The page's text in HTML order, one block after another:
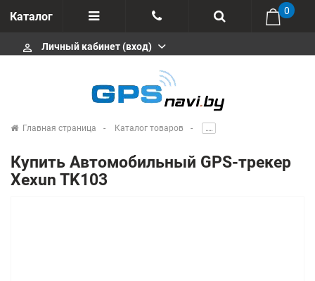
Каталог
Отзывы
+375 291646666
msa333
info@gpsnavi.by
0
perm_identity Личный кабинет (вход)
Главная страница Каталог товаров .....
Купить Автомобильный GPS-трекер
Xexun TK103